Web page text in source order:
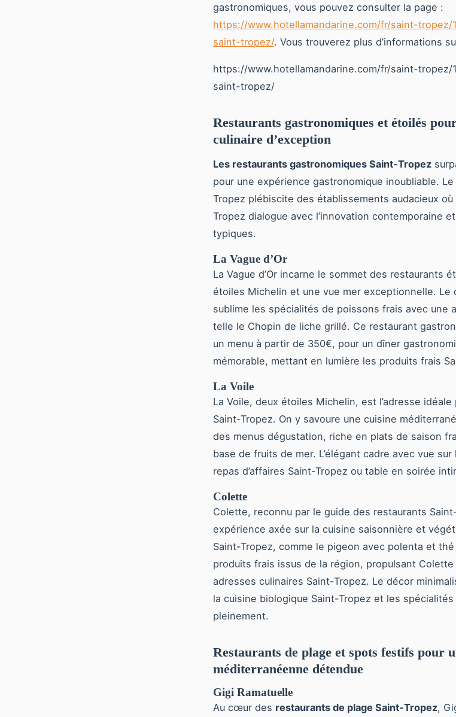
gastronomiques, vous pouvez consulter la page :
https://www.hotellamandarine.com/fr/saint-
saint-tropez/. Vous trouverez plus d’informations
https://www.hotellamandarine.com/fr/saint-
saint-tropez/
Restaurants gastronomiques et étoilés
culinaire d’exception
Les restaurants gastronomiques Saint-Tropez
pour une expérience gastronomique inoubliable.
Tropez plébiscite des établissements audacieux
Tropez dialogue avec l’innovation contemporaine
typiques.
La Vague d’Or
La Vague d’Or incarne le sommet des restaurants
étoiles Michelin et une vue mer exceptionnelle. Le
sublime les spécialités de poissons frais avec une
telle le Chopin de liche grillé. Ce restaurant
un menu à partir de 350€, pour un dîner
mémorable, mettant en lumière les produits frais
La Voile
La Voile, deux étoiles Michelin, est l’adresse
Saint-Tropez. On y savoure une cuisine
des menus dégustation, riche en plats de saison
base de fruits de mer. L’élégant cadre avec vue
repas d’affaires Saint-Tropez ou table en soirée
Colette
Colette, reconnu par le guide des restaurants
expérience axée sur la cuisine saisonnière et
Saint-Tropez, comme le pigeon avec polenta et
produits frais issus de la région, propulsant
adresses culinaires Saint-Tropez. Le décor
la cuisine biologique Saint-Tropez et les spécialités
pleinement.
Restaurants de plage et spots festifs pour
méditerranéenne détendue
Gigi Ramatuelle
Au cœur des restaurants de plage Saint-Tropez,